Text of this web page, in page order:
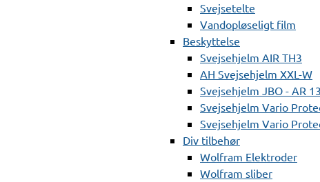
Svejsetelte
Vandopløseligt film
Beskyttelse
Svejsehjelm AIR TH3
AH Svejsehjelm XXL-W
Svejsehjelm JBO - AR
Svejsehjelm Vario
Svejsehjelm Vario
Div tilbehør
Wolfram Elektroder
Wolfram sliber